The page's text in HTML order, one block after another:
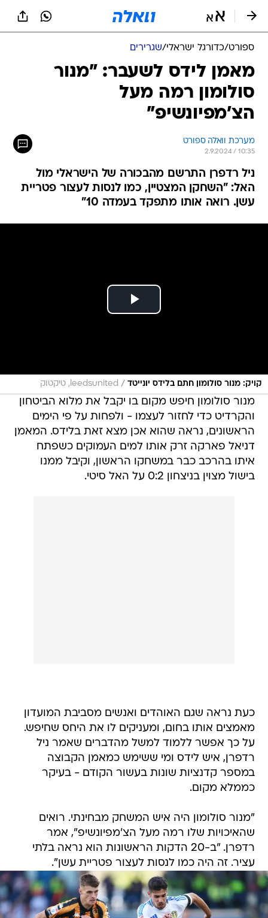
ספורט/כדורגל ישראלי/שגרירים
מאמן לידס לשעבר: "מנור
סולומון רמה מעל
הצ'מפיונשיפ"
מערכת וואלה ספורט
2.9.2024 / 10:35
ניל רדפרן התרשם מהבכורה של הישראלי מול
האל: "השחקן המצטיין, כמו לנסות לעצור פטריית
עשן. רואה אותו מתפקד בעמדה 10"
קויק: מנור סולומון חתם בלידס יונייטד / leedsunited, טיקטוק
מנור סולומון חיפש מקום בו יקבל את מלוא הביטחון
והקרדיט כדי לחזור לעצמו - ולפחות על פי הימים
הראשונים, נראה שהוא אכן מצא זאת בלידס. המאמן
דניאל פארקה זרק אותו למים העמוקים כשפתח
איתו בהרכב כבר במשחקו הראשון, וקיבל ממנו
בישול מצוין בניצחון 0:2 על האל סיטי.
כעת נראה שגם האוהדים ואנשים מסביבת המועדון
מאמצים אותו בחום, ומעניקים לו את היחס שחיפש.
על כך אפשר ללמוד למשל מהדברים שאמר ניל
רדפרן, איש לידס ומי ששימש כמאמן הקבוצה
במספר קדנציות שונות בעשור הקודם - בעיקר
כממלא מקום.
"מנור סולומון היה איש המשחק מבחינתי. רואים
שהאיכויות שלו רמה מעל הצ'מפיונשיפ", אמר
רדפרן. "ב-20 הדקות הראשונות הוא נראה בלתי
עציר. זה היה כמו לנסות לעצור פטריית עשן".